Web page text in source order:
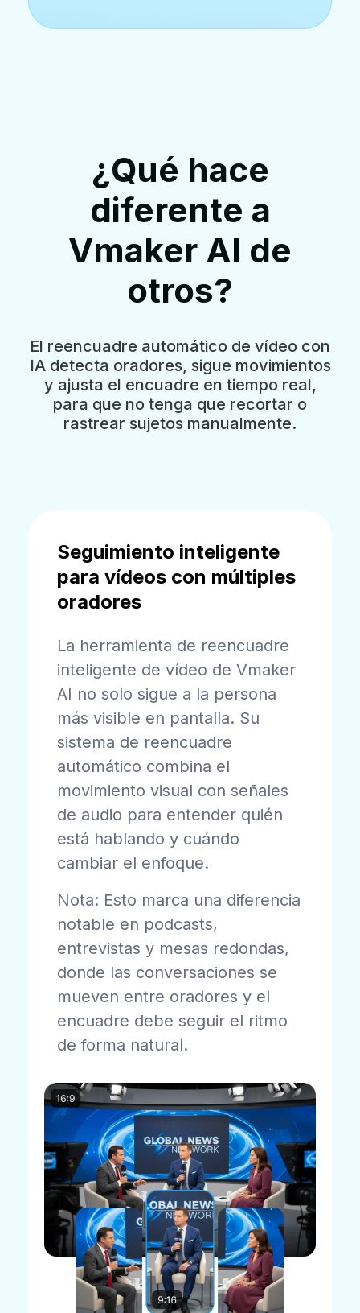
¿Qué hace
diferente a
Vmaker AI de
otros?
El reencuadre automático de vídeo con
IA detecta oradores, sigue movimientos
y ajusta el encuadre en tiempo real,
para que no tenga que recortar o
rastrear sujetos manualmente.
Seguimiento inteligente
para vídeos con múltiples
oradores
La herramienta de reencuadre
inteligente de vídeo de Vmaker
AI no solo sigue a la persona
más visible en pantalla. Su
sistema de reencuadre
automático combina el
movimiento visual con señales
de audio para entender quién
está hablando y cuándo
cambiar el enfoque.
Nota: Esto marca una diferencia
notable en podcasts,
entrevistas y mesas redondas,
donde las conversaciones se
mueven entre oradores y el
encuadre debe seguir el ritmo
de forma natural.